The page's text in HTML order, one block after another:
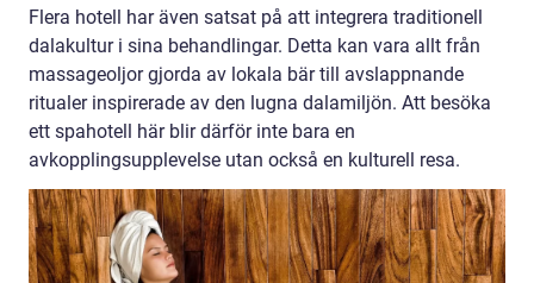
Flera hotell har även satsat på att integrera traditionell
dalakultur i sina behandlingar. Detta kan vara allt från
massageoljor gjorda av lokala bär till avslappnande
ritualer inspirerade av den lugna dalamiljön. Att besöka
ett spahotell här blir därför inte bara en
avkopplingsupplevelse utan också en kulturell resa.